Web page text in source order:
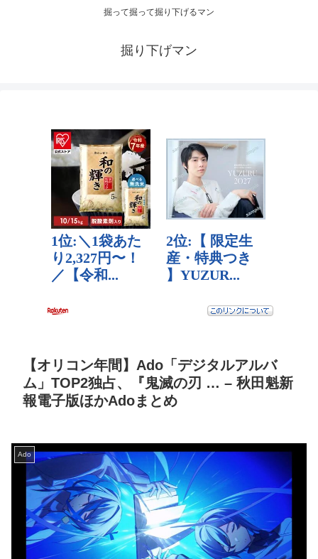
掘って掘って掘り下げるマン
掘り下げマン
【オリコン年間】Ado「デジタルアルバ
ム」TOP2独占、『鬼滅の刃 … – 秋田魁新
報電子版ほかAdoまとめ
Ado